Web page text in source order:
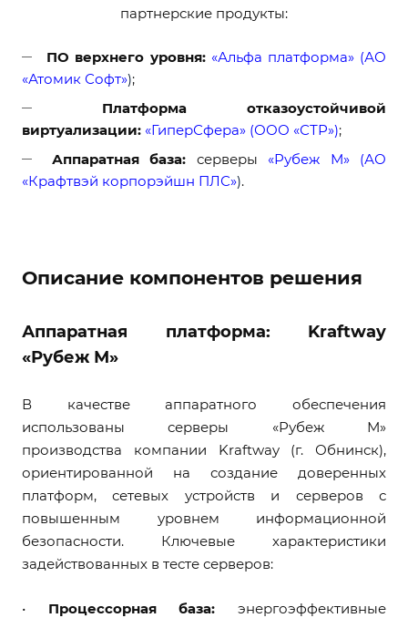
партнерские продукты:
ПО верхнего уровня: «Альфа платформа» (АО
«Атомик Софт»);
Платформа отказоустойчивой
виртуализации: «ГиперСфера» (ООО «СТР»);
Аппаратная база: серверы «Рубеж М» (АО
«Крафтвэй корпорэйшн ПЛС»).
Описание компонентов решения
Аппаратная платформа: Kraftway
«Рубеж М»
В качестве аппаратного обеспечения
использованы серверы «Рубеж М»
производства компании Kraftway (г. Обнинск),
ориентированной на создание доверенных
платформ, сетевых устройств и серверов с
повышенным уровнем информационной
безопасности. Ключевые характеристики
задействованных в тесте серверов:
• Процессорная база: энергоэффективные